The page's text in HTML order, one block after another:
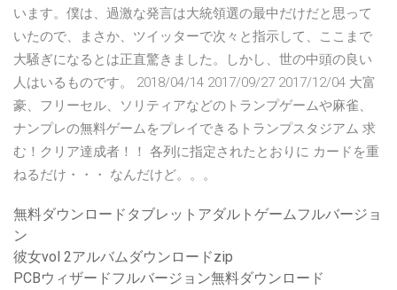
います。僕は、過激な発言は大統領選の最中だけだと思って
いたので、まさか、ツイッターで次々と指示して、ここまで
大騒ぎになるとは正直驚きました。しかし、世の中頭の良い
人はいるものです。 2018/04/14 2017/09/27 2017/12/04 大富
豪、フリーセル、ソリティアなどのトランプゲームや麻雀、
ナンプレの無料ゲームをプレイできるトランプスタジアム 求
む！クリア達成者！！ 各列に指定されたとおりに カードを重
ねるだけ・・・ なんだけど。。。
無料ダウンロードタブレットアダルトゲームフルバージョ
ン
彼女vol 2アルバムダウンロードzip
PCBウィザードフルバージョン無料ダウンロード